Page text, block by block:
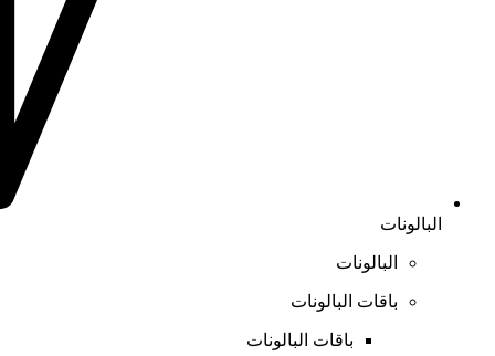
البالونات
البالونات
باقات البالونات
باقات البالونات